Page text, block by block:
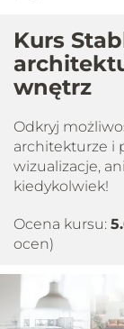
Kurs
wnętrz
Odkryj
architekturze i
wizualizacje,
kiedykolwiek!
Ocena kursu:
ocen)